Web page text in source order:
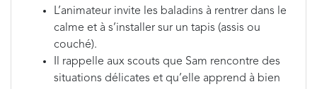
L’animateur invite les baladins à rentrer dans le
calme et à s’installer sur un tapis (assis ou
couché).
Il rappelle aux scouts que Sam rencontre des
situations délicates et qu’elle apprend à bien